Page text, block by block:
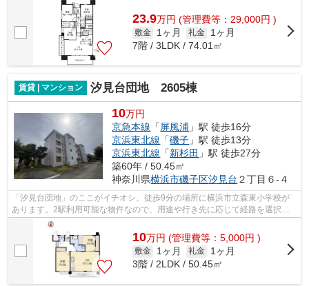
部にはエレベータ・敷地内ごみ置き場...
23.9万円 (管理費等：29,000円 )
敷金 1ヶ月 礼金
1ヶ月
7階 / 3LDK / 74.01㎡
賃貸 | マンション 汐見台団地 2605棟
10万円
京急本線 「 屏風浦 」駅 徒歩16分
京浜東北線 「磯子 」駅 徒歩13分
京浜東北線 「新杉田 」駅 徒歩27分
築60年 / 50.45㎡
神奈川県横浜市磯子区汐見台 ２丁目６-４
「汐見台団地」のここがイチオシ。徒歩9分の場所に横浜市立森東小学校が
あります。2駅利用可能な物件なので、用途や行き先に応じて経路を選択で
きます。日当たりの良い物件です。横浜...
10万円 (管理費等：5,000円 )
敷金 1ヶ月 礼金
1ヶ月
3階 / 2LDK / 50.45㎡